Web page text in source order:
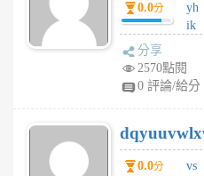
前
0.0分
yh
ik
tu
6
個
月
分享
2570點閱
0 評論/給分
0.0分
vs